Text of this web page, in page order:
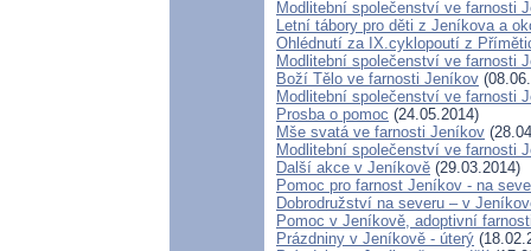
Modlitební společenství ve farnosti
Letní tábory pro děti z Jeníkova a
Ohlédnutí za IX.cyklopoutí z
Modlitební společenství ve farnosti
Boží Tělo ve farnosti Jeníkov
Modlitební společenství ve farnosti
Prosba o pomoc (24.05.2014)
Mše svatá ve farnosti Jeníkov
Modlitební společenství ve farnosti
Další akce v Jeníkově (29.03.2014)
Pomoc pro farnost Jeníkov - na
Dobrodružství na severu – v
Pomoc v Jeníkově, adoptivní
Prázdniny v Jeníkově - úterý